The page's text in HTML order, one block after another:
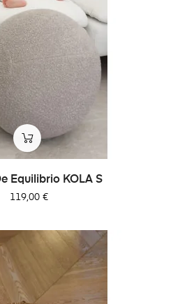
Equilibrio KOLA S
Precio
119,00 €